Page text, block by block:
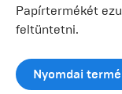
Papírtermékét
feltüntetni.
Nyomdai